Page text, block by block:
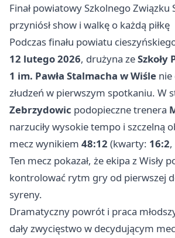
Finał powiatowy Szkolnego
przyniósł show i walkę o każdą piłkę
Podczas finału powiatu
12 lutego 2026, drużyna zeSzkoły
1 im. Pawła Stalmacha w Wiśle nie
złudzeń w pierwszym spotkaniu. W
Zebrzydowic podopieczne trenera
narzuciły wysokie tempo i szczelną
mecz wynikiem 48:12 (kwarty: 16:2,
Ten mecz pokazał, że ekipa z Wisły
kontrolować rytm gry od pierwszej
syreny.
Dramatyczny powrót i praca
dały zwycięstwo w decydującym